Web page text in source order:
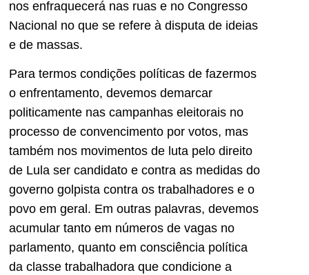
nos enfraquecerá nas ruas e no Congresso
Nacional no que se refere à disputa de ideias
e de massas.
Para termos condições políticas de fazermos
o enfrentamento, devemos demarcar
politicamente nas campanhas eleitorais no
processo de convencimento por votos, mas
também nos movimentos de luta pelo direito
de Lula ser candidato e contra as medidas do
governo golpista contra os trabalhadores e o
povo em geral. Em outras palavras, devemos
acumular tanto em números de vagas no
parlamento, quanto em consciência política
da classe trabalhadora que condicione a